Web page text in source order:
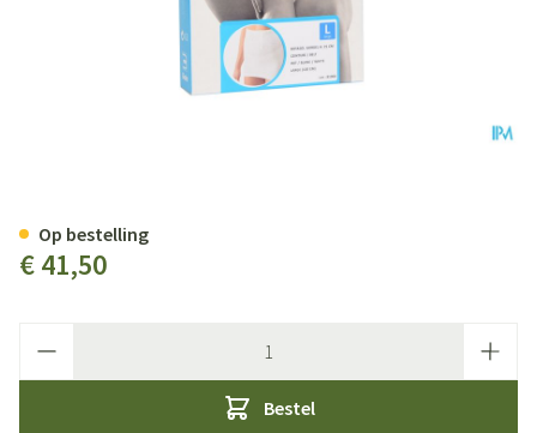
€ 41,50
Bestel
Op bestelling